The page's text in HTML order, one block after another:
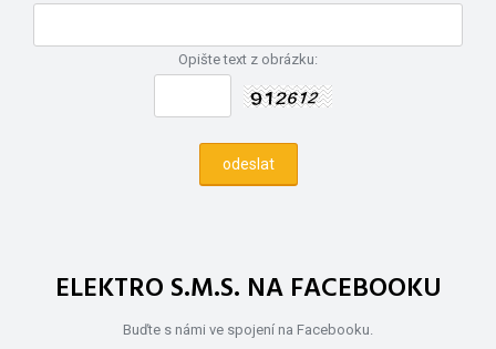
Opište text z obrázku:
ELEKTRO S.M.S. NA FACEBOOKU
Buďte s námi ve spojení na Facebooku.